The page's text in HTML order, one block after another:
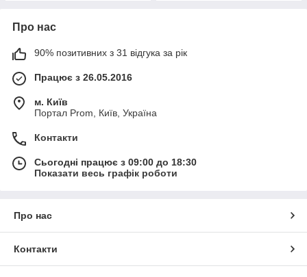
Про нас
90% позитивних з 31 відгука за рік
Працює з 26.05.2016
м. Київ
Портал Prom, Київ, Україна
Контакти
Сьогодні працює з 09:00 до 18:30
Показати весь графік роботи
Про нас
Контакти